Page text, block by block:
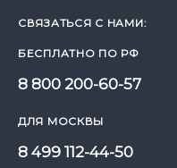
СВЯЗАТЬСЯ С НАМИ:
БЕСПЛАТНО ПО РФ
8 800 200-60-57
ДЛЯ МОСКВЫ
8 499 112-44-50